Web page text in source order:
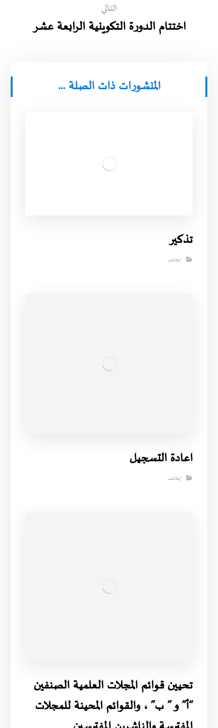
التالي
اختتام الدورة التكوينية الرابعة عشر
المنشورات ذات الصلة ...
تذكير
إعلانات
اعادة التسجيل
إعلانات
تحيين قوائم المجلات العلمية الصنفين
“أ” و ” ب” ، والقوائم المحينة للمجلات